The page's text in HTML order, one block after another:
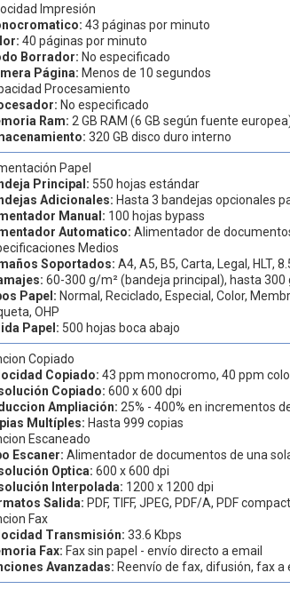
Impresión
43 páginas por minuto
40 páginas por minuto
Borrador: No especificado
Página: Menos de 10 segundos
Procesamiento
No especificado
Ram: 2 GB RAM (6 GB según fuente
320 GB disco duro interno
Papel
Principal: 550 hojas estándar
Adicionales: Hasta 3 bandejas opcionales
Manual: 100 hojas bypass
Automatico:Alimentador de
Medios
Soportados:A4, A5, B5, Carta, Legal, HLT,
60-300 g/m² (bandeja principal), hasta 300
Papel: Normal, Reciclado, Especial, Color,
OHP
Papel: 500 hojas boca abajo
Copiado
Copiado:43 ppm monocromo, 40 ppm
Copiado:600 x 600 dpi
Ampliación: 25% - 400% en incrementos
Multíples: Hasta 999 copias
Escaneado
Escaner:Alimentador de documentos de una
Optica:600 x 600 dpi
Interpolada: 1200 x 1200 dpi
Salida: PDF, TIFF, JPEG, PDF/A, PDF
Fax
Transmisión:33.6 Kbps
Fax: Fax sin papel - envío directo a email
Avanzadas: Reenvío de fax, difusión, fax a